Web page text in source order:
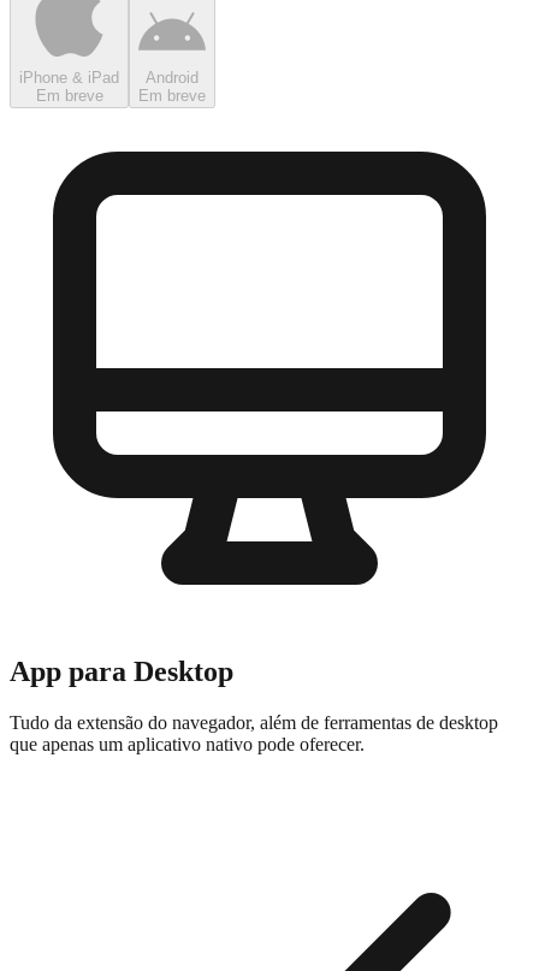
iPhone & iPad
Em breve
Android
Em breve
App para Desktop
Tudo da extensão do navegador, além de ferramentas de desktop
que apenas um aplicativo nativo pode oferecer.